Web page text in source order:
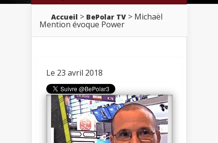
Accueil > BePolar TV > Michaël
Mention évoque Power
Le 23 avril 2018